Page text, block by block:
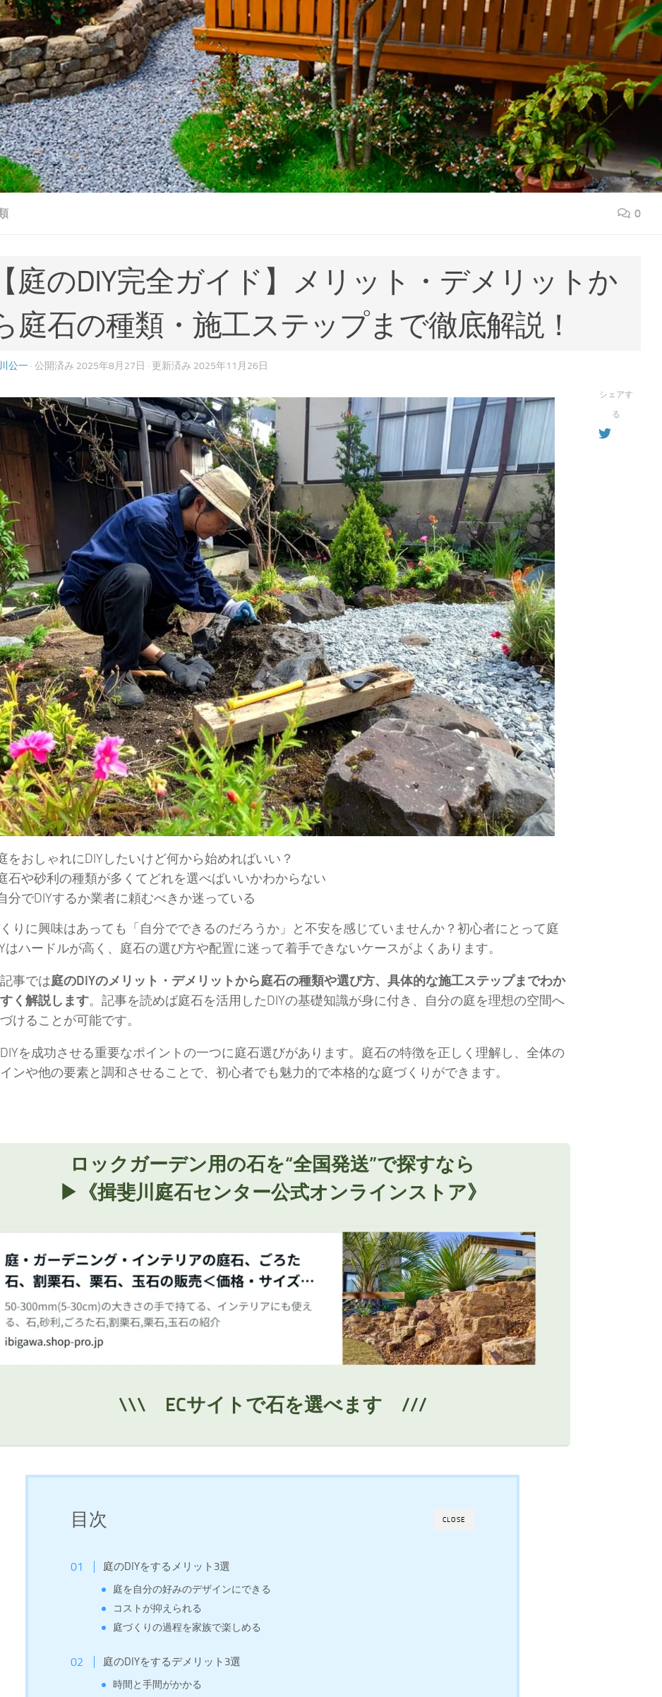
0
【庭のDIY完全ガイド】メリット・デメリットか
庭石の種類・施工ステップまで徹底解説！
公一 · 公開済み 2025年8月27日 · 更新済み 2025年11月26日
をおしゃれにDIYしたいけど何から始めればいい？
石や砂利の種類が多くてどれを選べばいいかわからない
分でDIYするか業者に頼むべきか迷っている
りに興味はあっても「自分でできるのだろうか」と不安を感じていませんか？初心者にとって庭
はハードルが高く、庭石の選び方や配置に迷って着手できないケースがよくあります。
事では庭のDIYのメリット・デメリットから庭石の種類や選び方、具体的な施工ステップまでわか
く解説します。記事を読めば庭石を活用したDIYの基礎知識が身に付き、自分の庭を理想の空間へ
けることが可能です。
を成功させる重要なポイントの一つに庭石選びがあります。庭石の特徴を正しく理解し、全体の
ンや他の要素と調和させることで、初心者でも魅力的で本格的な庭づくりができます。
ロックガーデン用の石を“全国発送”で探すなら
▶︎《揖斐川庭石センター公式オンラインストア》
\\\ ECサイトで石を選べます ///
CLOSE
目次
庭のDIYをするメリット3選
庭を自分の好みのデザインにできる
コストが抑えられる
庭づくりの過程を家族で楽しめる
庭のDIYをするデメリット3選
時間と手間がかかる
シェアす
る